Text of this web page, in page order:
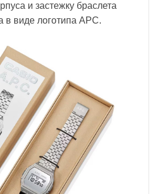
и застежку браслета
в виде логотипа APC.